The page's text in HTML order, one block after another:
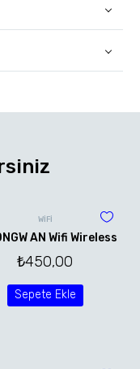
WİFİ
AN Wifi Wireless
₺450,00
Sepete Ekle